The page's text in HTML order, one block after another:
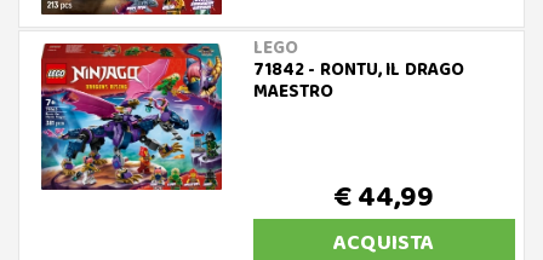
LEGO
71842 - RONTU, IL DRAGO
MAESTRO
€ 44,99
ACQUISTA